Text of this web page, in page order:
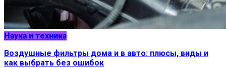
Наука и техника
Воздушные фильтры дома и в авто: плюсы, виды и
как выбрать без ошибок